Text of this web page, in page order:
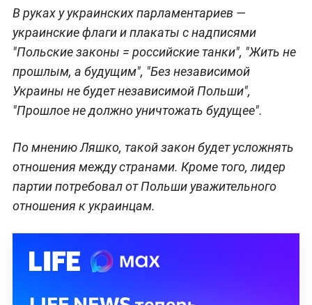
В руках у украинских парламентариев —
украинские флаги и плакаты с надписями
"Польские законы = российские танки", "Жить не
прошлым, а будущим", "Без независимой
Украины не будет независимой Польши",
"Прошлое не должно уничтожать будущее".
По мнению Ляшко, такой закон будет усложнять
отношения между странами. Кроме того, лидер
партии потребовал от Польши уважительного
отношения к украинцам.